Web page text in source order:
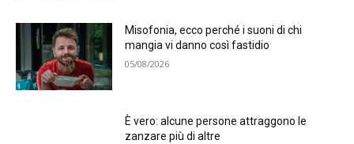
Misofonia, ecco perché i suoni di chi
mangia vi danno così fastidio
05/08/2026
È vero: alcune persone attraggono le
zanzare più di altre